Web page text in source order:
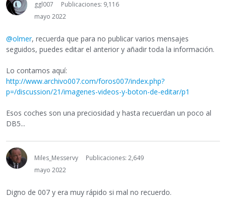
ggl007
Publicaciones: 9,116
mayo 2022
@olmer, recuerda que para no publicar varios mensajes
seguidos, puedes editar el anterior y añadir toda la información.
Lo contamos aquí:
http://www.archivo007.com/foros007/index.php?
p=/discussion/21/imagenes-videos-y-boton-de-editar/p1
Esos coches son una preciosidad y hasta recuerdan un poco al
DB5...
Miles_Messervy
Publicaciones: 2,649
mayo 2022
Digno de 007 y era muy rápido si mal no recuerdo.